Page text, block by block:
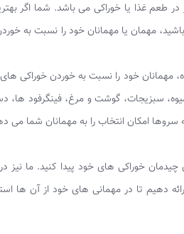
طعم غذا یا خوراکی می باشد. شما اگر
مهمان یا مهمانان خود را نسبت به
مهمانان خود را نسبت به خوردن خوراکی
سبزیجات، گوشت و مرغ، فینگرفود ها،
سروها امکان انتخاب را به مهمانان شما می
خوراکی های خود پیدا کنید. ما نیز
دهیم تا در مهمانی های خود از آن ها